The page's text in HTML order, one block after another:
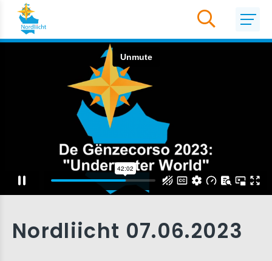
Nordliicht 07.06.2023